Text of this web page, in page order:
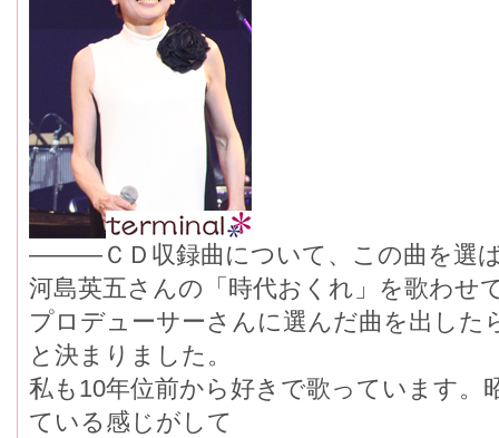
―――ＣＤ収録曲について、この曲を選
河島英五さんの「時代おくれ」を歌わせ
プロデューサーさんに選んだ曲を出した
と決まりました。
私も10年位前から好きで歌っています。
ている感じがして